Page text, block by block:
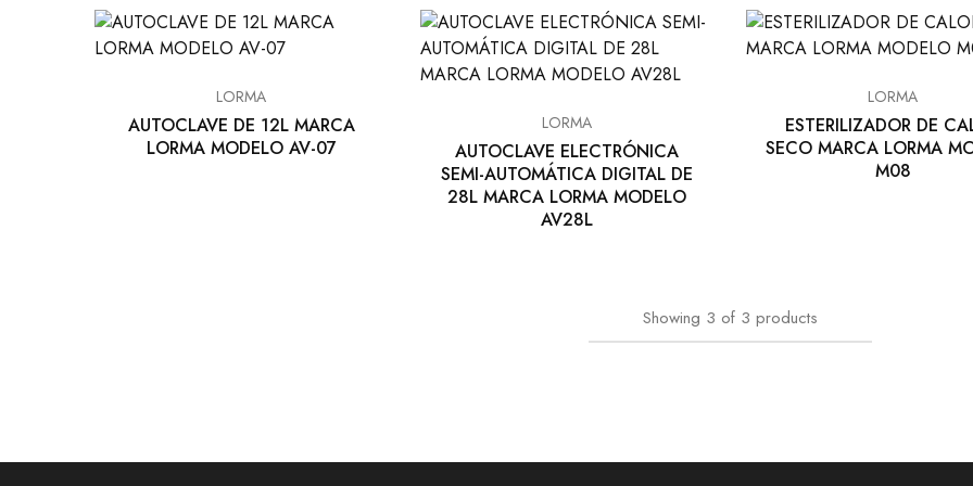
EQUIPO DENTAL
OTROS
LORMA
AUTOCLAVE DE 12L MARCA
LORMA MODELO AV-07
LORMA
AUTOCLAVE ELECTRÓNICA
SEMI-AUTOMÁTICA DIGITAL DE
28L MARCA LORMA MODELO
AV28L
LORMA
ESTERILIZADOR DE
SECO MARCA LORMA
M08
Showing 3 of 3 products